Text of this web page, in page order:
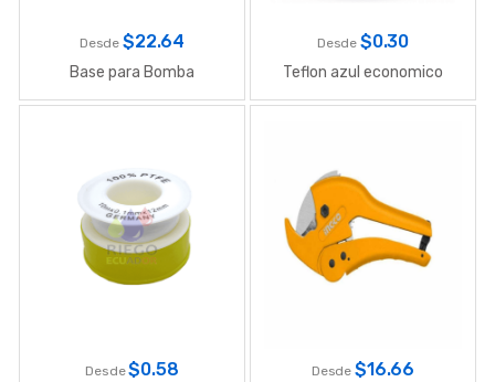
Desde $22.64
Base para Bomba
Desde $0.30
Teflon azul economico
Desde$0.58 Desde $16.66